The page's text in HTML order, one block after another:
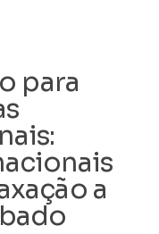
para
a